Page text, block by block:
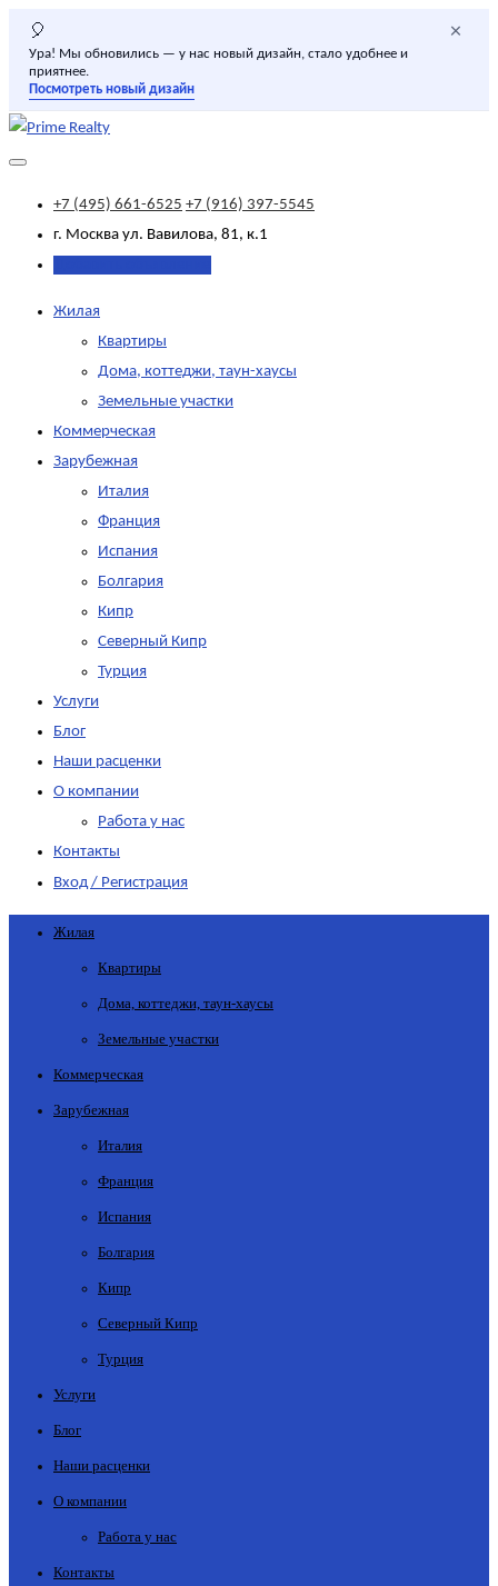
🎈
Ура! Мы обновились — у нас новый дизайн, стало удобнее и
приятнее.
Посмотреть новый дизайн
×
+7 (495) 661-6525 +7 (916) 397-5545
г. Москва ул. Вавилова, 81, к.1
Жилая
Квартиры
Дома, коттеджи, таун-хаусы
Земельные участки
Коммерческая
Зарубежная
Италия
Франция
Испания
Болгария
Кипр
Северный Кипр
Турция
Услуги
Блог
Наши расценки
О компании
Работа у нас
Контакты
Вход / Регистрация
Жилая
Квартиры
Дома, коттеджи, таун-хаусы
Земельные участки
Коммерческая
Зарубежная
Италия
Франция
Испания
Болгария
Кипр
Северный Кипр
Турция
Услуги
Блог
Наши расценки
О компании
Работа у нас
Контакты